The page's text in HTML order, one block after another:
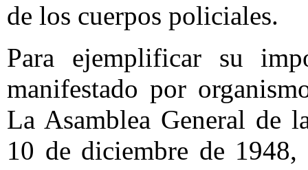
de los cuerpos policiales.
Para ejemplificar su
manifestado por
La Asamblea General de
10 de diciembre de